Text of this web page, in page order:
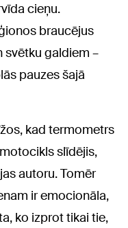
cieņu.
braucējus
svētku galdiem –
pauzes šajā
kad termometrs
slīdējis,
autoru. Tomēr
ir emocionāla,
ko izprot tikai tie,